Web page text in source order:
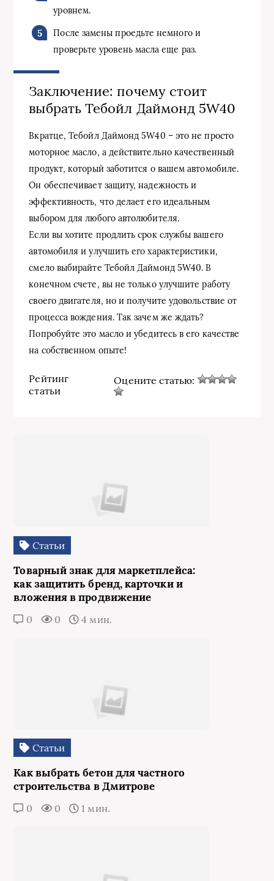
уровнем.
После замены проедьте немного и
проверьте уровень масла еще раз.
Заключение: почему стоит
выбрать Тебойл Даймонд 5W40
Вкратце, Тебойл Даймонд 5W40 – это не просто
моторное масло, а действительно качественный
продукт, который заботится о вашем автомобиле.
Он обеспечивает защиту, надежность и
эффективность, что делает его идеальным
выбором для любого автолюбителя.
Если вы хотите продлить срок службы вашего
автомобиля и улучшить его характеристики,
смело выбирайте Тебойл Даймонд 5W40. В
конечном счете, вы не только улучшите работу
своего двигателя, но и получите удовольствие от
процесса вождения. Так зачем же ждать?
Попробуйте это масло и убедитесь в его качестве
на собственном опыте!
Рейтинг
статьи
Оцените статью:
Статьи
Товарный знак для маркетплейса:
как защитить бренд, карточки и
вложения в продвижение
0 0 4 мин.
Статьи
Как выбрать бетон для частного
строительства в Дмитрове
0 0 1 мин.